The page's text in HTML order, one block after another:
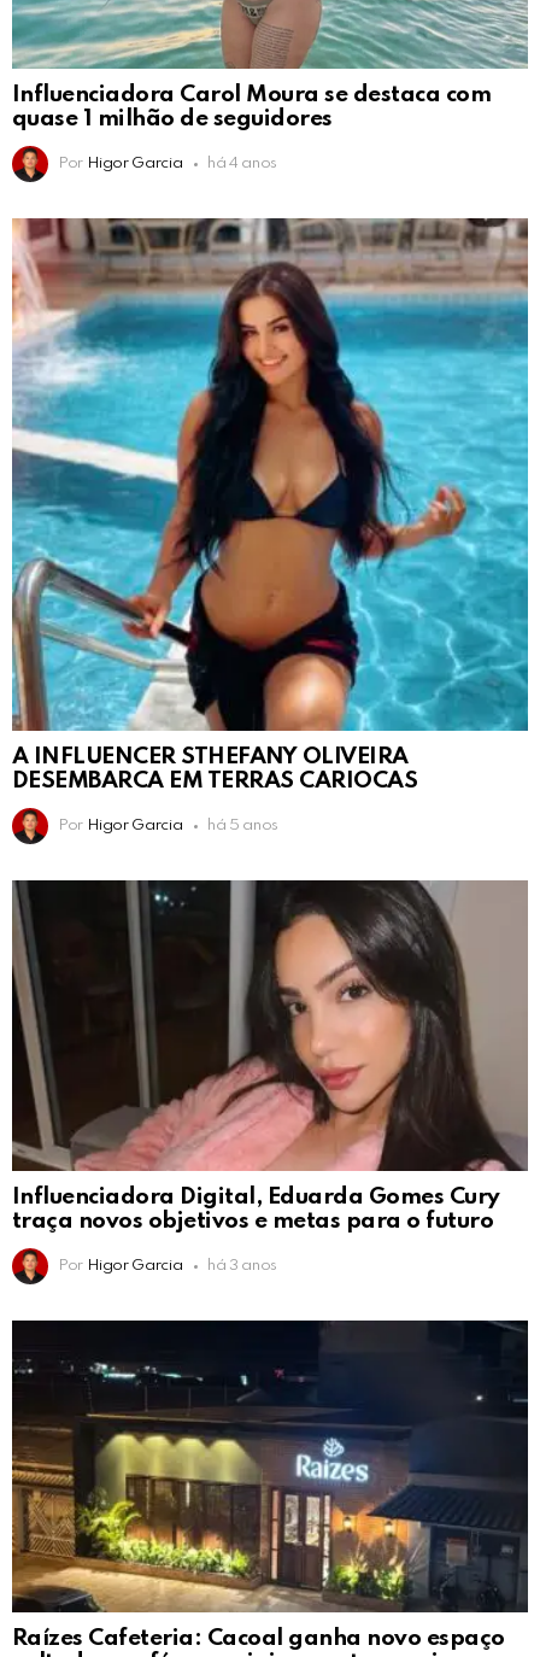
Influenciadora Carol Moura se destaca com
quase 1 milhão de seguidores
Por Higor Garcia há 4 anos
A INFLUENCER STHEFANY OLIVEIRA
DESEMBARCA EM TERRAS CARIOCAS
Por Higor Garcia há 5 anos
Influenciadora Digital, Eduarda Gomes Cury
traça novos objetivos e metas para o futuro
Por Higor Garcia há 3 anos
Raízes Cafeteria: Cacoal ganha novo espaço